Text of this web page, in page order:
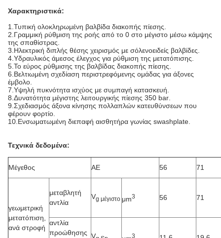
Χαρακτηριστικά:
1. Τυπική ολοκληρωμένη βαλβίδα διακοπής πίεσης
2. Γραμμική ρύθμιση της ροής από το 0 στο μέγιστο μέσω κάμψης
της σπαθίστρας
3. Ηλεκτρική διπλής θέσης χειρισμός με σόλενοειδείς βαλβίδες
4. Υδραυλικός άμεσος έλεγχος για ρύθμιση της μετατόπισης
5. Το εύρος ρύθμισης της βαλβίδας διακοπής πίεσης
6. Βελτιωμένη σχεδίαση περιστρεφόμενης ομάδας για άξονες
έμβολο
7. Υψηλή πυκνότητα ισχύος με συμπαγή κατασκευή
8. Δυνατότητα μέγιστης λειτουργικής πίεσης 350 bar
9. Σχεδιασμός άξονα κίνησης πολλαπλών κατευθύνσεων που
φέρουν φορτίο
10. Ενσωματωμένη διεπαφή αισθητήρα γωνίας swashplate
Τεχνικά δεδομένα:
Μέγεθος ΑΕ 56 71
γεωμετρική
μετατόπιση,
ανά στροφή
μεταβλητή
αντλία
Vg μέγιστο μm3 56 71
αντλία
προώθησης V 3